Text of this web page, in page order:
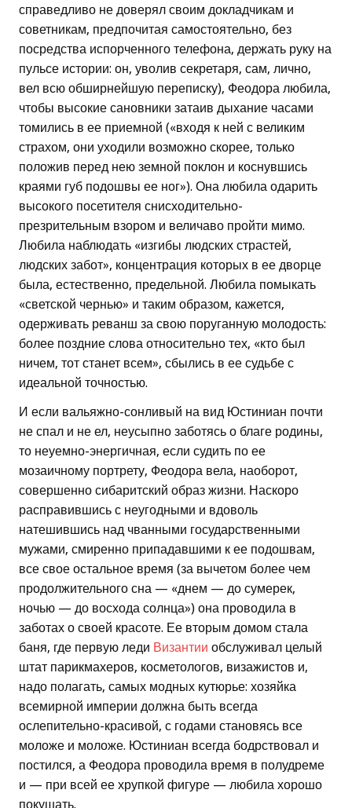
справедливо не доверял своим докладчикам и
советникам, предпочитая самостоятельно, без
посредства испорченного телефона, держать руку на
пульсе истории: он, уволив секретаря, сам, лично,
вел всю обширнейшую переписку), Феодора любила,
чтобы высокие сановники затаив дыхание часами
томились в ее приемной («входя к ней с великим
страхом, они уходили возможно скорее, только
положив перед нею земной поклон и коснувшись
краями губ подошвы ее ног»). Она любила одарить
высокого посетителя снисходительно-
презрительным взором и величаво пройти мимо.
Любила наблюдать «изгибы людских страстей,
людских забот», концентрация которых в ее дворце
была, естественно, предельной. Любила помыкать
«светской чернью» и таким образом, кажется,
одерживать реванш за свою поруганную молодость:
более поздние слова относительно тех, «кто был
ничем, тот станет всем», сбылись в ее судьбе с
идеальной точностью.
И если вальяжно-сонливый на вид Юстиниан почти
не спал и не ел, неусыпно заботясь о благе родины,
то неуемно-энергичная, если судить по ее
мозаичному портрету, Феодора вела, наоборот,
совершенно сибаритский образ жизни. Наскоро
расправившись с неугодными и вдоволь
натешившись над чванными государственными
мужами, смиренно припадавшими к ее подошвам,
все свое остальное время (за вычетом более чем
продолжительного сна — «днем — до сумерек,
ночью — до восхода солнца») она проводила в
заботах о своей красоте. Ее вторым домом стала
баня, где первую леди Византии обслуживал целый
штат парикмахеров, косметологов, визажистов и,
надо полагать, самых модных кутюрье: хозяйка
всемирной империи должна быть всегда
ослепительно-красивой, с годами становясь все
моложе и моложе. Юстиниан всегда бодрствовал и
постился, а Феодора проводила время в полудреме
и — при всей ее хрупкой фигуре — любила хорошо
покушать.